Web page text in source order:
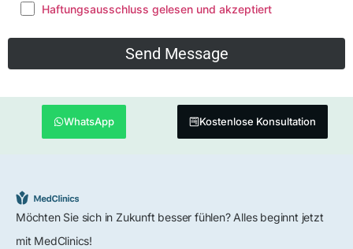
Haftungsausschluss gelesen und akzeptiert
WhatsApp Kostenlose Konsultation
Möchten Sie sich in Zukunft besser fühlen? Alles beginnt jetzt
mit MedClinics!